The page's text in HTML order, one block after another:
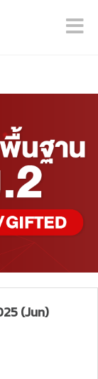
(Jun)